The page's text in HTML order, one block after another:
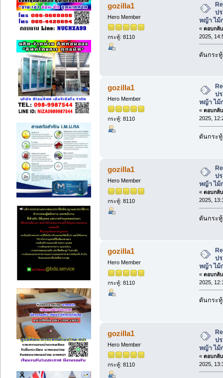
gozilla1
Hero Member
กระทู้: 8110
ป
หญ้า ไม้
« ตอบกลั
2025,
ดันกระ
gozilla1
Hero Member
กระทู้: 8110
ป
หญ้า ไม้
« ตอบกลั
2025,
ดันกระ
gozilla1
Hero Member
กระทู้: 8110
ป
หญ้า ไม้
« ตอบกลั
2025,
ดันกระ
gozilla1
Hero Member
กระทู้: 8110
ป
หญ้า ไม้
« ตอบกลั
2025,
ดันกระ
gozilla1
Hero Member
กระทู้: 8110
ป
หญ้า ไม้
« ตอบกลั
2025,